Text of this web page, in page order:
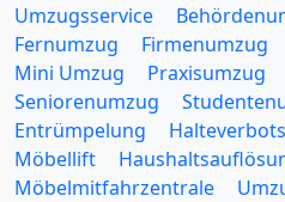
Umzugsservice
Fernumzug
Firmenumzug
Mini Umzug
Praxisumzug
Seniorenumzug
Entrümpelung
Möbellift
Möbelmitfahrzentrale